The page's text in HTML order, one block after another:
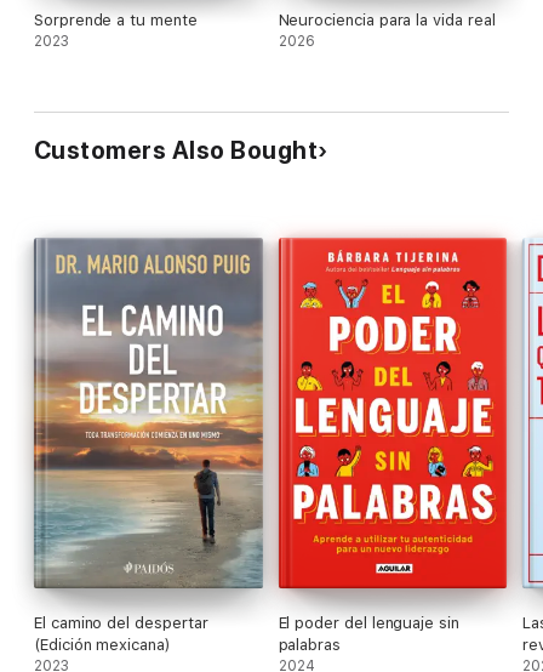
Sorprende a tu mente
2023
Neurociencia para la vida real
2026
Customers Also Bought
El camino del despertar
(Edición mexicana)
2023
El poder del lenguaje sin
palabras
2024